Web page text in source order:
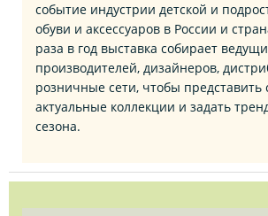
событие индустрии детской и
обуви и аксессуаров в России и
раза в год выставка собирает
производителей, дизайнеров,
розничные сети, чтобы представить
актуальные коллекции и задать
сезона.